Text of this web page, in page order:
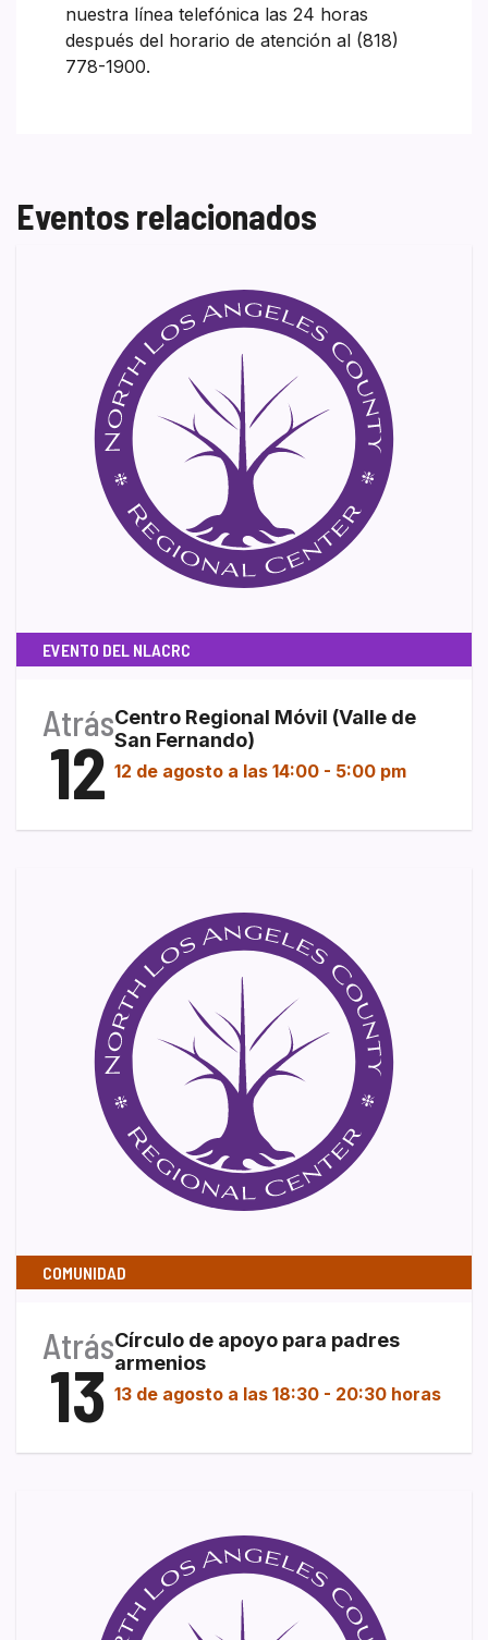
nuestra línea telefónica las 24 horas
después del horario de atención al (818)
778-1900.
Eventos relacionados
EVENTO DEL NLACRC
Atrás
12
Centro Regional Móvil (Valle de
San Fernando)
12 de agosto a las 14:00 - 5:00 pm
COMUNIDAD
Atrás
13
Círculo de apoyo para padres
armenios
13 de agosto a las 18:30 - 20:30 horas